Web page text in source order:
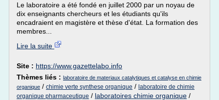
Le laboratoire a été fondé en juillet 2000 par un noyau de
dix enseignants chercheurs et les étudiants qu'ils
encadraient en magistère et thèse d'état. La formation des
membres...
Lire la suite
Site : https://www.gazettelabo.info
Thèmes liés : laboratoire de materiaux catalytiques et catalyse en chimie
organique / chimie verte synthese organique / laboratoire de chimie
organique pharmaceutique / laboratoires chimie organique /